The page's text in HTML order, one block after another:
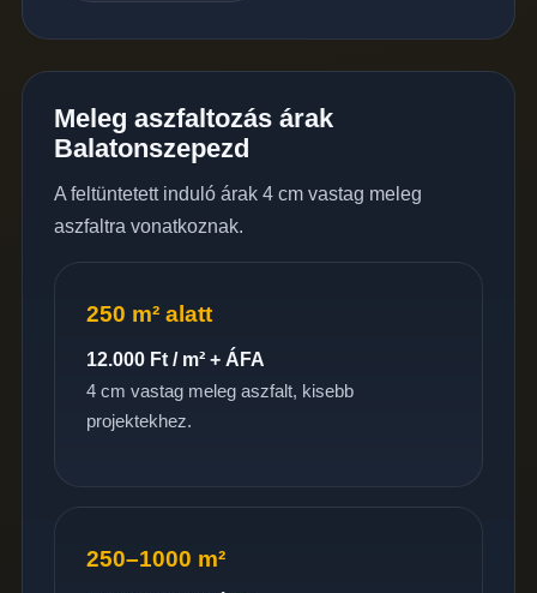
Meleg aszfaltozás árak
Balatonszepezd
A feltüntetett induló árak 4 cm vastag meleg
aszfaltra vonatkoznak.
250 m² alatt
12.000 Ft / m² + ÁFA
4 cm vastag meleg aszfalt, kisebb
projektekhez.
250–1000 m²